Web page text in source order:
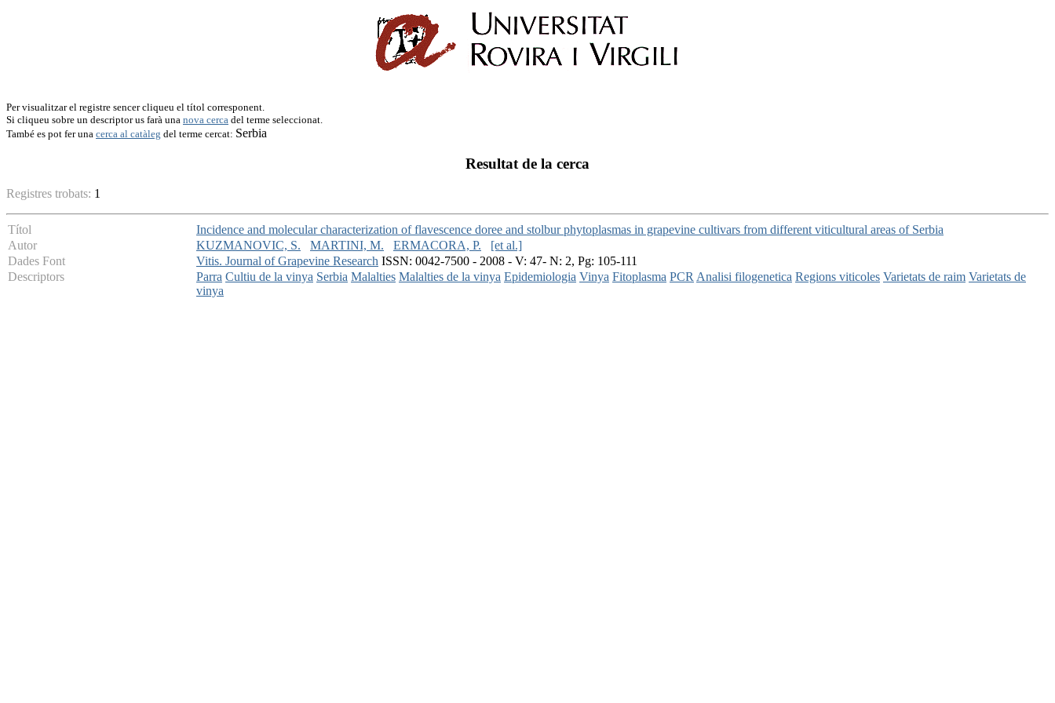
Per visualitzar el registre sencer cliqueu el títol corresponent.
Si cliqueu sobre un descriptor us farà una nova cerca del terme seleccionat.
També es pot fer una cerca al catàleg del terme cercat: Serbia
Resultat de la cerca
Registres trobats: 1
Títol
Incidence and molecular characterization of flavescence doree and stolbur phytoplasmas in grapevine cultivars from different viticultural areas of Serbia
Autor
KUZMANOVIC, S. MARTINI, M. ERMACORA, P.
[et al.]
Dades Font
Vitis. Journal of Grapevine Research ISSN: 0042-7500 - 2008 - V: 47- N: 2, Pg: 105-111
Descriptors
Parra Cultiu de la vinya Serbia Malalties Malalties de la vinya Epidemiologia Vinya Fitoplasma PCRAnalisi filogenetica Regions viticoles Varietats de raim Varietats de
vinya